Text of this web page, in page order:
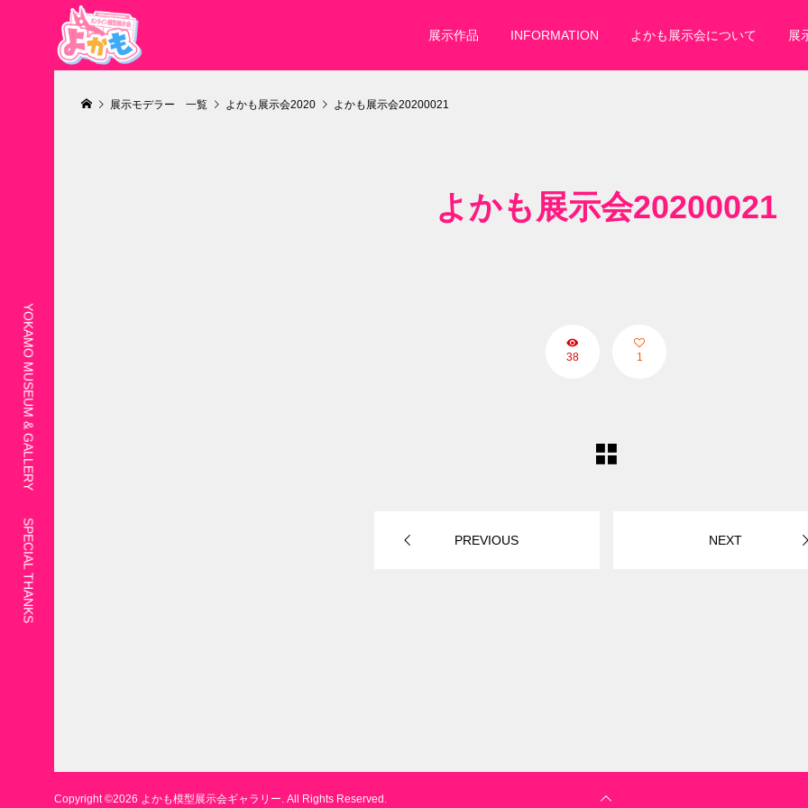
展示作品 INFORMATION よかも展示会について 展
SPECIAL THANKS
展示モデラー 一覧 よかも展示会2020 よかも展示会20200021
よかも展示会20200021
38 1
PREVIOUS NEXT
Copyright ©2026 よかも模型展示会ギャラリー. All Rights Reserved.